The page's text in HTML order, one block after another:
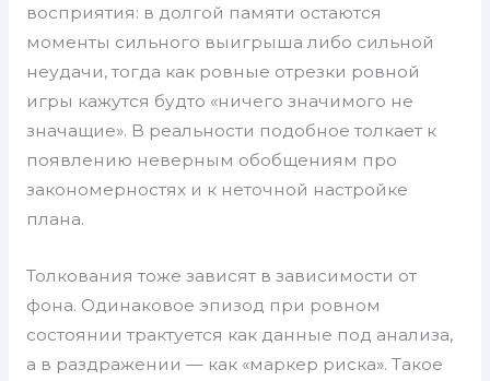
восприятия: в долгой памяти остаются
моменты сильного выигрыша либо сильной
неудачи, тогда как ровные отрезки ровной
игры кажутся будто «ничего значимого не
значащие». В реальности подобное толкает к
появлению неверным обобщениям про
закономерностях и к неточной настройке
плана.
Толкования тоже зависят в зависимости от
фона. Одинаковое эпизод при ровном
состоянии трактуется как данные под анализа,
а в раздражении — как «маркер риска». Такое